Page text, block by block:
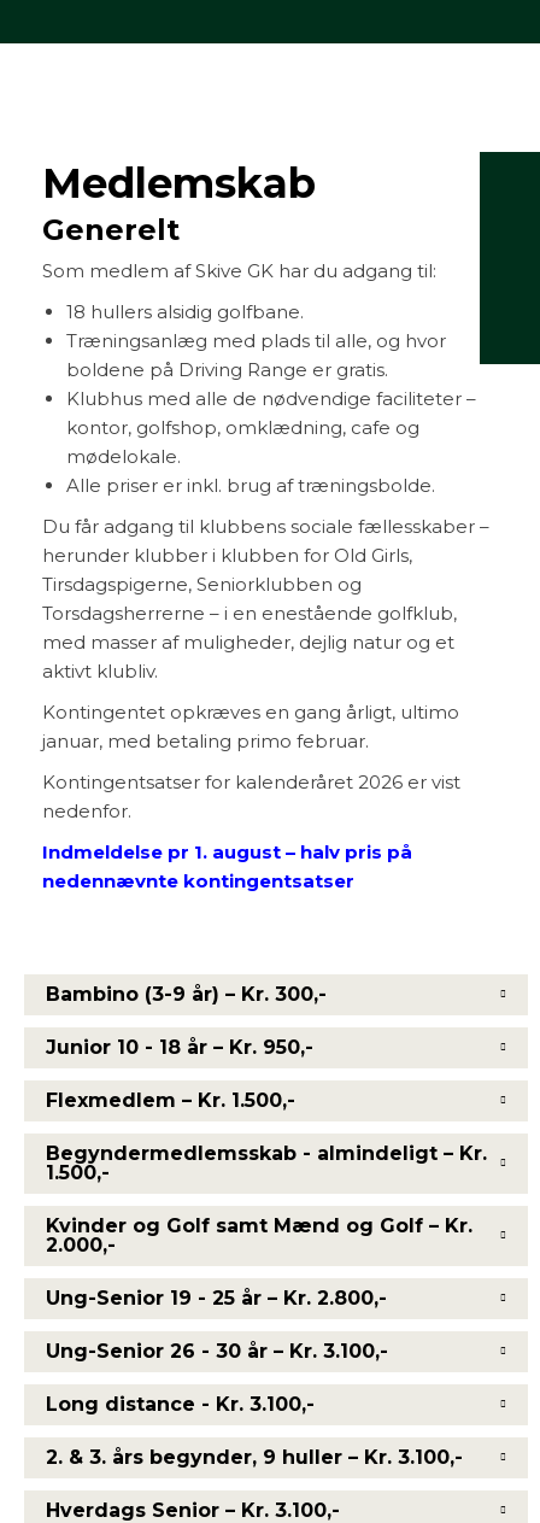
Medlemskab
Generelt
Som medlem af Skive GK har du adgang til:
18 hullers alsidig golfbane.
Træningsanlæg med plads til alle, og hvor
boldene på Driving Range er gratis.
Klubhus med alle de nødvendige faciliteter –
kontor, golfshop, omklædning, cafe og
mødelokale.
Alle priser er inkl. brug af træningsbolde.
Du får adgang til klubbens sociale fællesskaber –
herunder klubber i klubben for Old Girls,
Tirsdagspigerne, Seniorklubben og
Torsdagsherrerne – i en enestående golfklub,
med masser af muligheder, dejlig natur og et
aktivt klubliv.
Kontingentet opkræves en gang årligt, ultimo
januar, med betaling primo februar.
Kontingentsatser for kalenderåret 2026 er vist
nedenfor.
Indmeldelse pr 1. august – halv pris på
nedennævnte kontingentsatser
Bambino (3-9 år) – Kr. 300,-
Junior 10 - 18 år – Kr. 950,-
Flexmedlem – Kr. 1.500,-
Begyndermedlemsskab - almindeligt – Kr.
1.500,-
Kvinder og Golf samt Mænd og Golf – Kr.
2.000,-
Ung-Senior 19 - 25 år – Kr. 2.800,-
Ung-Senior 26 - 30 år – Kr. 3.100,-
Long distance - Kr. 3.100,-
2. & 3. års begynder, 9 huller – Kr. 3.100,-
Hverdags Senior – Kr. 3.100,-